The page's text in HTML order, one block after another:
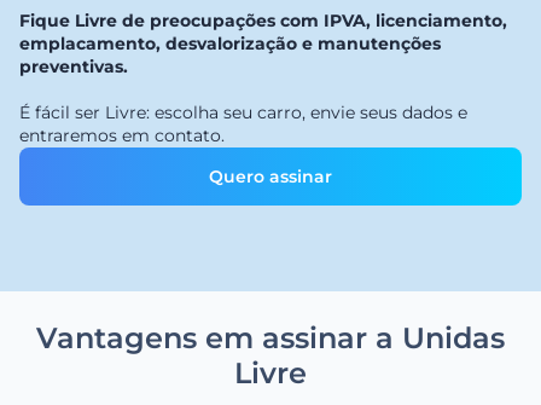
Fique Livre de preocupações com IPVA, licenciamento,
emplacamento, desvalorização e manutenções
preventivas.
É fácil ser Livre: escolha seu carro, envie seus dados e
entraremos em contato.
Quero assinar
Vantagens em assinar a Unidas
Livre